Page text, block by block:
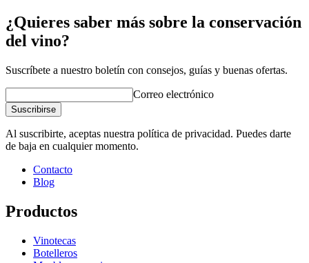
¿Quieres saber más sobre la conservación
del vino?
Suscríbete a nuestro boletín con consejos, guías y buenas ofertas.
Correo electrónico
Suscribirse
Al suscribirte, aceptas nuestra política de privacidad. Puedes darte
de baja en cualquier momento.
Contacto
Blog
Productos
Vinotecas
Botelleros